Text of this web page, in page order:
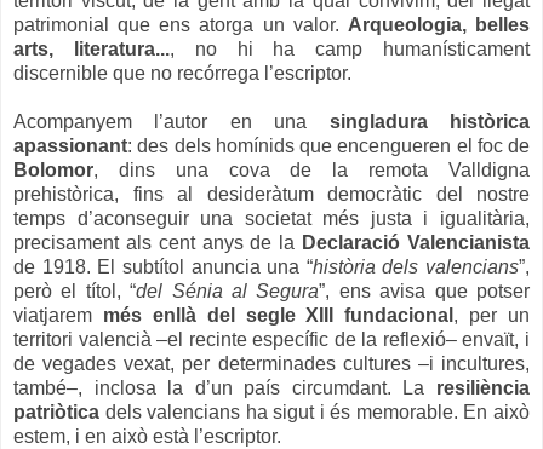
patrimonial que ens atorga un valor. Arqueologia, belles
arts, literatura..., no hi ha camp humanísticament
discernible que no recórrega l’escriptor.
Acompanyem l’autor en una singladura històrica
apassionant: des dels homínids que encengueren el foc de
Bolomor, dins una cova de la remota Valldigna
prehistòrica, fins al desideràtum democràtic del nostre
temps d’aconseguir una societat més justa i igualitària,
precisament als cent anys de la Declaració Valencianista
de 1918. El subtítol anuncia una “història dels valencians”,
però el títol, “del Sénia al Segura”, ens avisa que potser
viatjarem més enllà del segle XIII fundacional , per un
territori valencià –el recinte específic de la reflexió– envaït, i
de vegades vexat, per determinades cultures –i incultures,
també–, inclosa la d’un país circumdant. La resiliència
patriòtica dels valencians ha sigut i és memorable. En això
estem, i en això està l’escriptor.